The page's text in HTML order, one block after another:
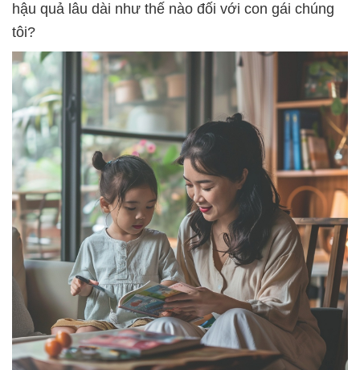
hậu quả lâu dài như thế nào đối với con gái chúng
tôi?